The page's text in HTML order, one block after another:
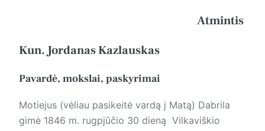
Atmintis
Kun. Jordanas Kazlauskas
Pavardė, mokslai, paskyrimai
Motiejus (vėliau pasikeitė vardą į Matą) Dabrila
gimė 1846 m. rugpjūčio 30 dieną Vilkaviškio